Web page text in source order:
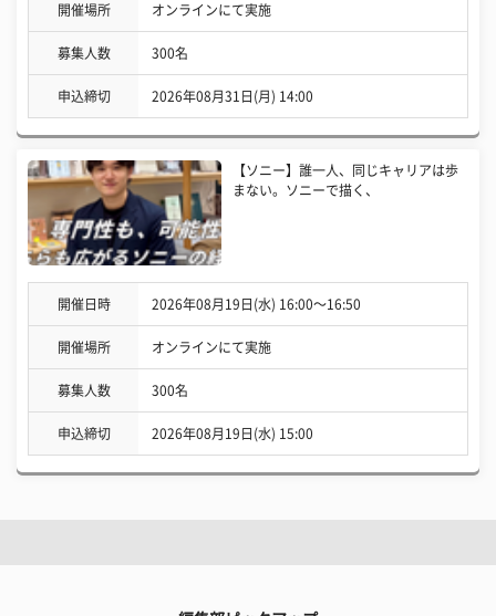
開催場所 オンラインにて実施
募集人数 300名
申込締切 2026年08月31日(月) 14:00
【ソニー】誰一人、同じキャリアは歩
まない。ソニーで描く、
開催日時 2026年08月19日(水) 16:00〜16:50
開催場所 オンラインにて実施
募集人数 300名
申込締切 2026年08月19日(水) 15:00